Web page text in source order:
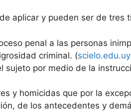
aplicar y pueden ser de tres
penal a las personas
criminal. (scielo.edu.uy
por medio de la
y homicidas que por la
de los antecedentes y